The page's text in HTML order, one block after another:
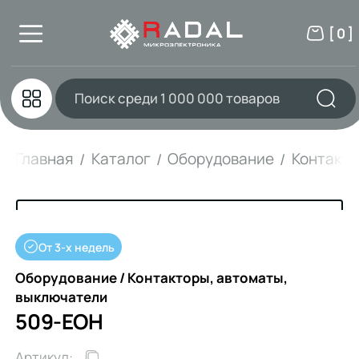
[ 0 ]
Главная Каталог Оборудование
От 3-х недель
Оборудование / Контакторы, автоматы,
выключатели
509-EOH